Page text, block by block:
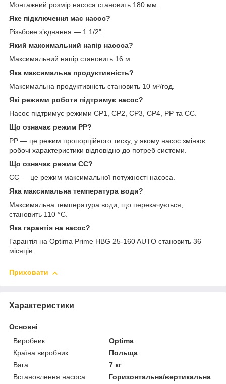
Монтажний розмір насоса становить 180 мм.
Яке підключення має насос?
Різьбове з’єднання — 1 1/2".
Який максимальний напір насоса?
Максимальний напір становить 16 м.
Яка максимальна продуктивність?
Максимальна продуктивність становить 10 м³/год.
Які режими роботи підтримує насос?
Насос підтримує режими CP1, CP2, CP3, CP4, PP та CC.
Що означає режим PP?
PP — це режим пропорційного тиску, у якому насос змінює
робочі характеристики відповідно до потреб системи.
Що означає режим CC?
CC — це режим максимальної потужності насоса.
Яка максимальна температура води?
Максимальна температура води, що перекачується,
становить 110 °C.
Яка гарантія на насос?
Гарантія на Optima Prime HBG 25-160 AUTO становить 36
місяців.
Приховати
Характеристики
Основні
Виробник
Optima
Країна виробник
Польща
Вага
7 кг
Встановлення насоса
Горизонтальна/вертикальна